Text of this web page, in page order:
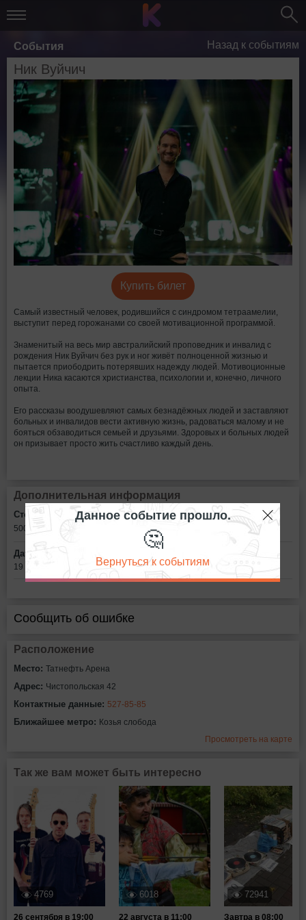
События Назад к событиям
Ник Вуйчич
Купить билет
Самый известный человек, родившийся с синдромом тетраамелии,
выступит перед горожанами со своей мотивационной программой.
Знаменитый на весь мир австралийский проповедник и инвалид с
рождения Ник Вуйчич без рук и ног живёт полноценной жизнью и
пытается приободрить потерявших надежду людей. Мотивоционные
лекции Ника касаются христианства, психологии и, конечно, личного
опыта.
Его рассказы воодушевляют самых безнадёжных людей и заставляют
больных и инвалидов вести активную жизнь, радоваться малому и не
бояться обзаводиться семьей и друзьями. Здоровых и больных людей
он призывает просто жить счастливо каждый день.
Дополнительная информация
Стоимость билетов:
500 - 5000
Дата:
19 ноября в 18:00
Сообщить об ошибке
Расположение
Место: Татнефть Арена
Адрес: Чистопольская 42
Контактные данные: 527-85-85
Ближайшее метро: Козья слобода
Просмотреть на карте
Так же вам может быть интересно
4769
26 сентября в 19:00
6018
22 августа в 11:00
72941
Завтра в 08:00
Данное событие прошло.
🤔
Вернуться к событиям